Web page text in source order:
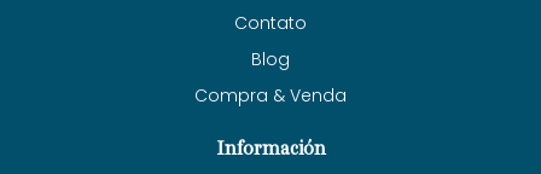
Contato
Blog
Compra & Venda
Información